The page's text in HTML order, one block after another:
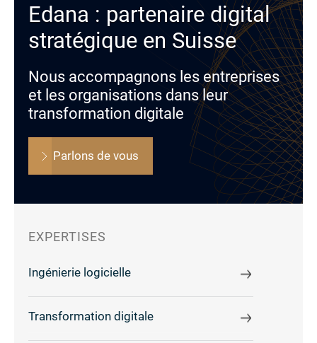
Edana : partenaire digital
stratégique en Suisse
Nous accompagnons les entreprises
et les organisations dans leur
transformation digitale
Parlons de vous
EXPERTISES
Ingénierie logicielle
Transformation digitale